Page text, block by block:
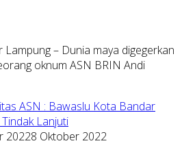
Lampung – Dunia maya digegerkan
oknum ASN BRIN Andi
20228 Oktober 2022